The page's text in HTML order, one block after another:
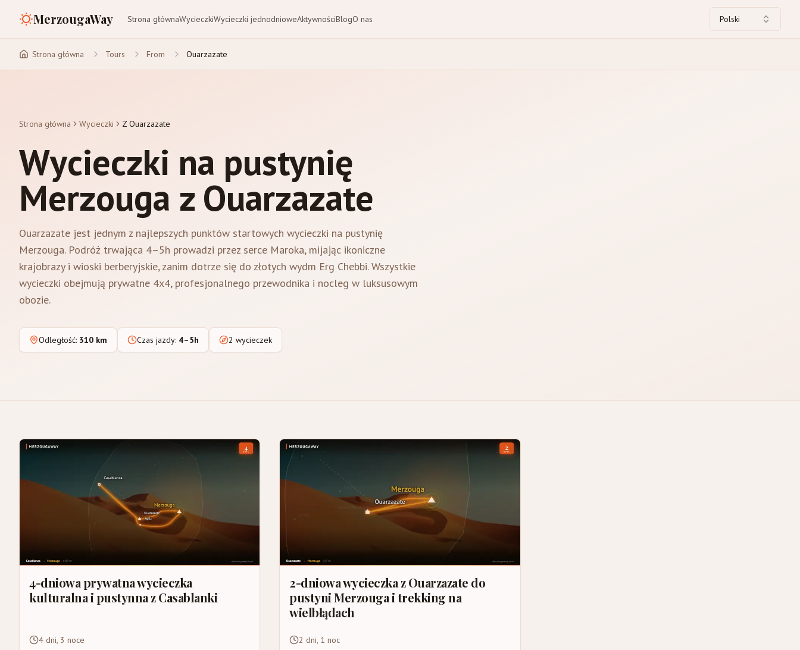
MerzougaWay Strona głównaWycieczkiWycieczki jednodnioweAktywnościBlogO nas Polski
Strona główna Tours From Ouarzazate
Strona główna Wycieczki Z Ouarzazate
Wycieczki na pustynię
Merzouga z Ouarzazate
Ouarzazate jest jednym z najlepszych punktów startowych wycieczki na pustynię
Merzouga. Podróż trwająca 4–5h prowadzi przez serce Maroka, mijając ikoniczne
krajobrazy i wioski berberyjskie, zanim dotrze się do złotych wydm Erg Chebbi. Wszystkie
wycieczki obejmują prywatne 4x4, profesjonalnego przewodnika i nocleg w luksusowym
obozie.
Odległość: 310 km Czas jazdy: 4–5h 2 wycieczek
4-dniowa prywatna wycieczka
kulturalna i pustynna z Casablanki
4 dni, 3 noce
2-dniowa wycieczka z Ouarzazate do
pustyni Merzouga i trekking na
wielbłądach
2 dni, 1 noc